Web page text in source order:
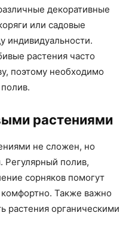
декоративные
или садовые
индивидуальности.
растения часто
поэтому необходимо
растениями
не сложен, но
Регулярный полив,
сорняков помогут
комфортно. Также важно
растения органическими